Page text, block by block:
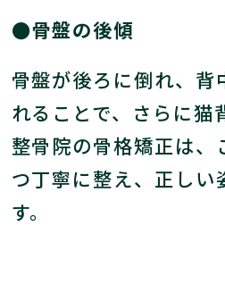
●骨盤の後傾
骨盤が後ろに倒れ、背
れることで、さらに猫
整骨院の骨格矯正は、
つ丁寧に整え、正しい
す。